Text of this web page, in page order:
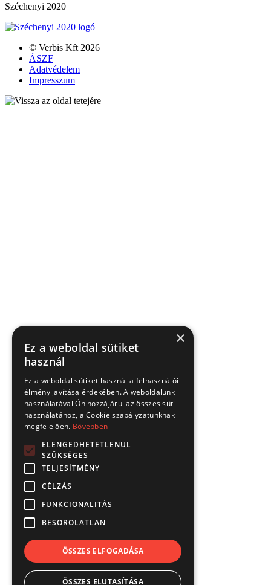
Széchenyi 2020
© Verbis Kft 2026
ÁSZF
Adatvédelem
Impresszum
×
Ez a weboldal sütiket
használ
Ez a weboldal sütiket használ a felhasználói
élmény javítása érdekében. A weboldalunk
használatával Ön hozzájárul az összes süti
használatához, a Cookie szabályzatunknak
megfelelően. Bővebben
ELENGEDHETETLENÜL
SZÜKSÉGES
TELJESÍTMÉNY
CÉLZÁS
FUNKCIONALITÁS
BESOROLATLAN
ÖSSZES ELFOGADÁSA
ÖSSZES ELUTASÍTÁSA